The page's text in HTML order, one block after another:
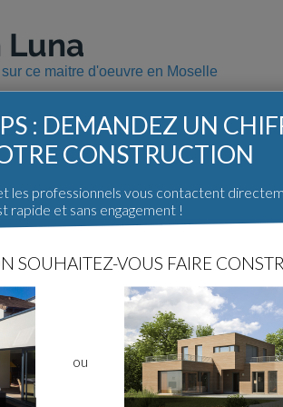
Luna
ce maitre d'oeuvre en Moselle
avec Maison
Laquenexy
354 30 NC -
d'oeuvre sur
: DEMANDEZ UN
CONSTRUCTION
les professionnels vous contactent
rapide et sans engagement !
SOUHAITEZ-VOUS FAIRE
ou